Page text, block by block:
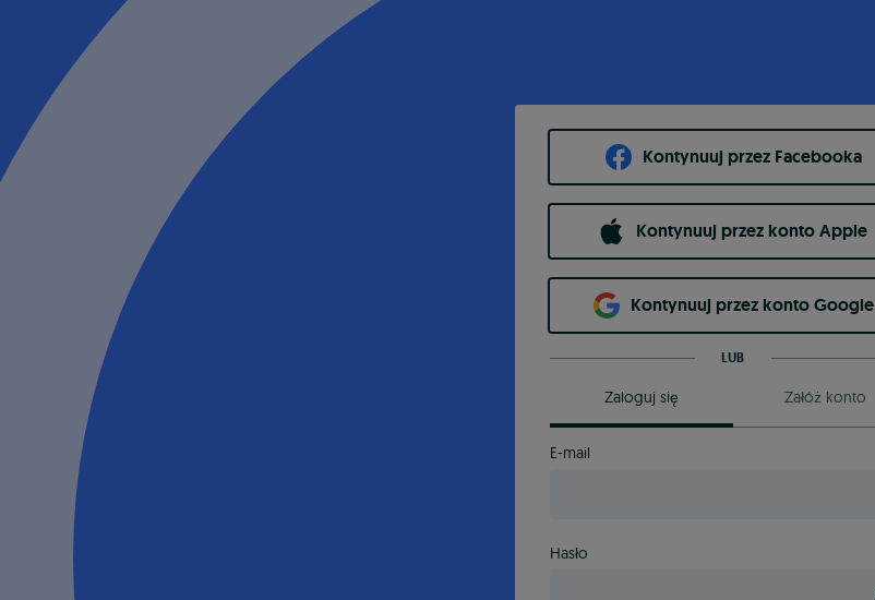
Kontynuuj przez Facebooka
Kontynuuj przez konto Apple
Kontynuuj przez konto Google
LUB
Zaloguj się Załóż konto
E-mail
Hasło